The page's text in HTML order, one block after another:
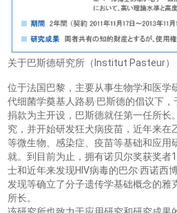
关于巴斯德研究所（Institut Pasteur）
位于法国巴黎，主要从事生物学和医学
代细菌学奠基人路易·巴斯德的倡议下
捐款为主开设，巴斯德就任第一任所长
究，并开始研发狂犬病疫苗，近年来在
等微生物、感染症、疫苗等基础和应用
就。到目前为止，拥有诺贝尔奖获奖者
士和近年来发现HIV病毒的巴尔·西诺西
发现等确立了分子遗传学基础概念的雅
所长。